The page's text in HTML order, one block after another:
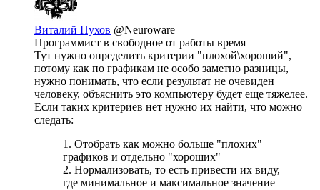
Виталий Пухов @Neuroware
Программист в свободное от работы время
Тут нужно определить критерии "плохой\хороший",
потому как по графикам не особо заметно разницы,
нужно понимать, что если результат не очевиден
человеку, объяснить это компьютеру будет еще тяжелее.
Если таких критериев нет нужно их найти, что можно
следать:
1. Отобрать как можно больше "плохих"
графиков и отдельно "хороших"
2. Нормализовать, то есть привести их виду,
где минимальное и максимальное значение